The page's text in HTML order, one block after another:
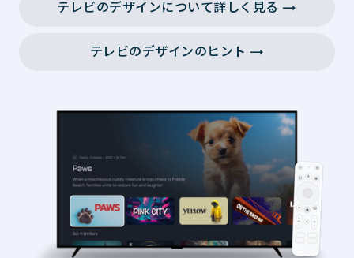
テレビのデザインについて詳しく見る →
テレビのデザインのヒント →